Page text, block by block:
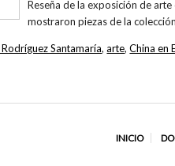
Reseña de la exposición de
mostraron piezas de la
Santamaría,arte,China en
INICIO